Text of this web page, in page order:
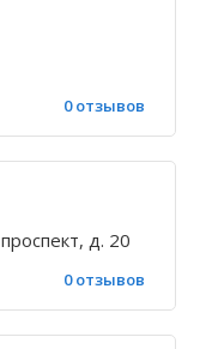
0 отзывов
д. 20
0 отзывов